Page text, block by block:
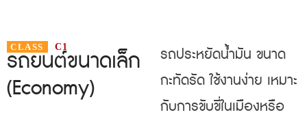
CLASS C1
รถยนต์ขนาดเล็ก
(Economy)
รถประหยัดน้ำมัน ขนาด
กะทัดรัด ใช้งานง่าย เหมาะ
กับการขับขี่ในเมืองหรือ